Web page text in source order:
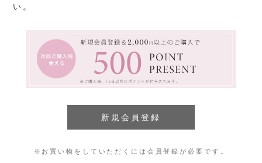
い。
※お買い物をしていただくには会員登録が必要です。